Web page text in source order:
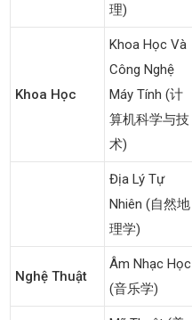
理)
Khoa Học
Khoa Học Và
Công Nghệ
Máy Tính (计
算机科学与技
术)
Địa Lý Tự
Nhiên (自然地
理学)
Nghệ Thuật
Âm Nhạc Học
(音乐学)